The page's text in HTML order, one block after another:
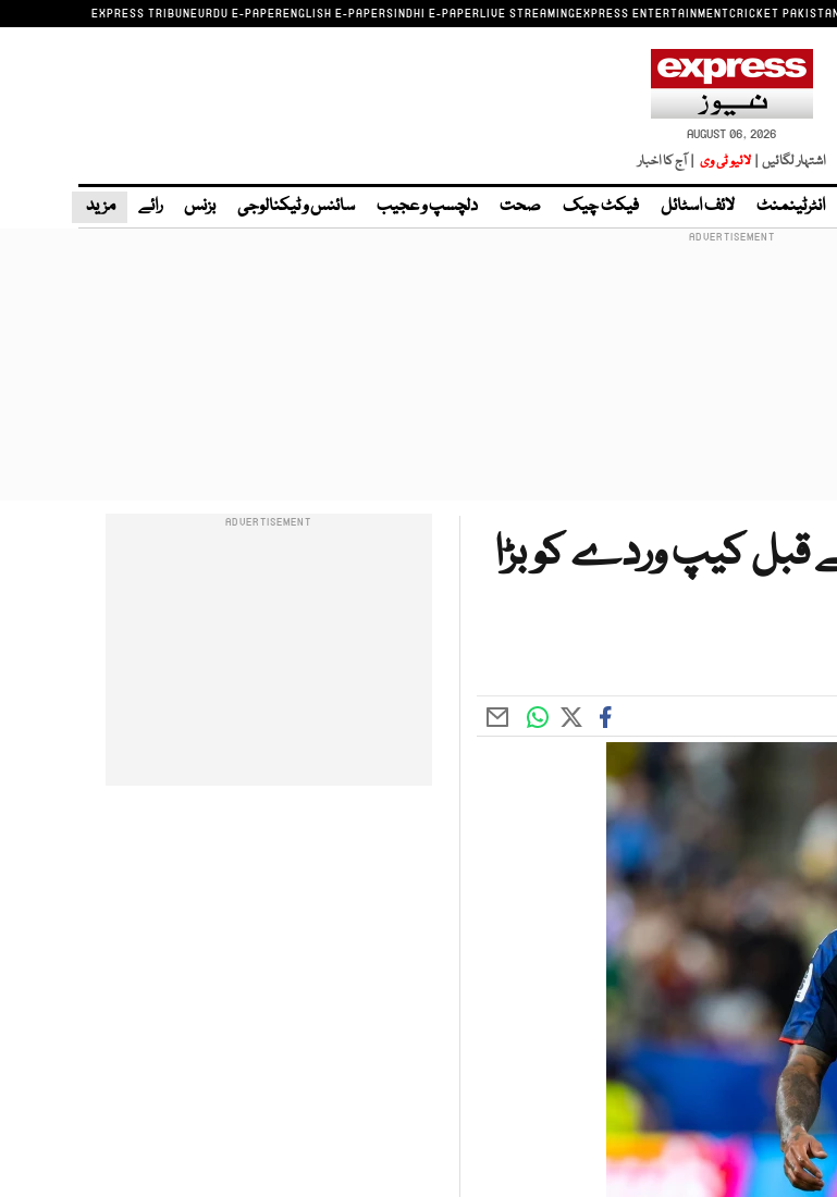
EXPRESS TRIBUNEURDU E-PAPERENGLISH E-PAPERSINDHI E-PAPERLIVE STREAMINGEXPRESS ENTERTAINMENTCRICKET
AUGUST 06, 2026
اشتہار لگائیں | لائیو ٹی وی | آج کا اخبار
انٹرٹینمنٹ لائف اسٹائل فیکٹ چیک صحت دلچسپ و عجیب سائنس و ٹیکنالوجی بزنس رائے مزید
قبل کیپ وردے کو بڑا